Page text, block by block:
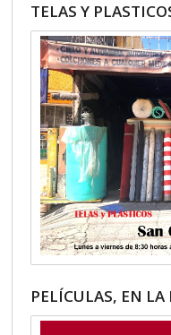
TELAS Y
PELÍCULAS, EN